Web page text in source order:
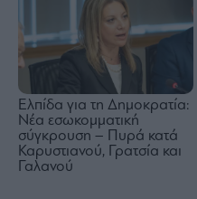
Ελπίδα για τη Δημοκρατία:
Νέα εσωκομματική
σύγκρουση – Πυρά κατά
Καρυστιανού, Γρατσία και
Γαλανού